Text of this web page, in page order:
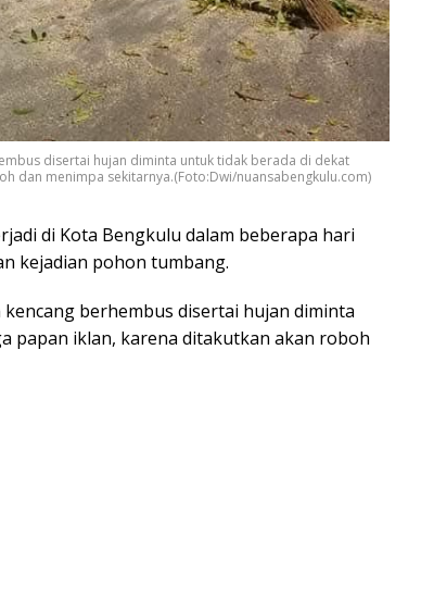
disertai hujan diminta untuk tidak berada di dekat
dan menimpa sekitarnya.(Foto:Dwi/nuansabengkulu.com)
di Kota Bengkulu dalam beberapa hari
kejadian pohon tumbang.
berhembus disertai hujan diminta
papan iklan, karena ditakutkan akan roboh